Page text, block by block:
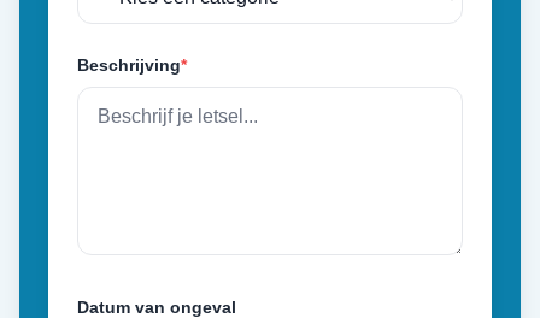
Beschrijving*
Datum van ongeval